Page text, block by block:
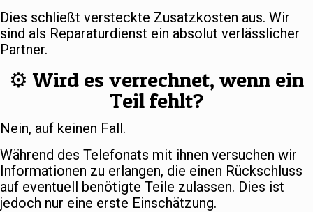
Dies schließt versteckte Zusatzkosten aus. Wir
sind als Reparaturdienst ein absolut verlässlicher
Partner.
⚙️ Wird es verrechnet, wenn ein
Teil fehlt?
Nein, auf keinen Fall.
Während des Telefonats mit ihnen versuchen wir
Informationen zu erlangen, die einen Rückschluss
auf eventuell benötigte Teile zulassen. Dies ist
jedoch nur eine erste Einschätzung.